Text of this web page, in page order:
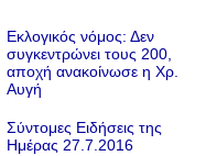
Εκλογικός νόμος: Δεν
συγκεντρώνει τους 200,
αποχή ανακοίνωσε η Χρ.
Αυγή
Σύντομες Ειδήσεις της
Ημέρας 27.7.2016